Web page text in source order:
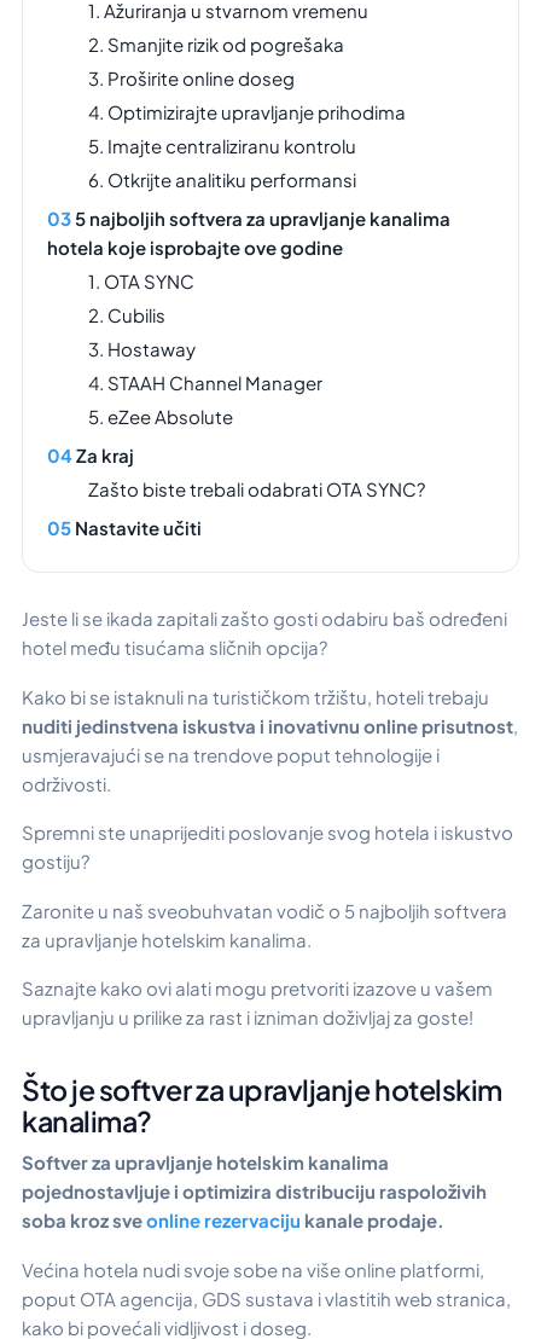
1. Ažuriranja u stvarnom vremenu
2. Smanjite rizik od pogrešaka
3. Proširite online doseg
4. Optimizirajte upravljanje prihodima
5. Imajte centraliziranu kontrolu
6. Otkrijte analitiku performansi
5 najboljih softvera za upravljanje kanalima
hotela koje isprobajte ove godine
1. OTA SYNC
2. Cubilis
3. Hostaway
4. STAAH Channel Manager
5. eZee Absolute
Za kraj
Zašto biste trebali odabrati OTA SYNC?
Nastavite učiti
Jeste li se ikada zapitali zašto gosti odabiru baš određeni
hotel među tisućama sličnih opcija?
Kako bi se istaknuli na turističkom tržištu, hoteli trebaju
nuditi jedinstvena iskustva i inovativnu online prisutnost,
usmjeravajući se na trendove poput tehnologije i
održivosti.
Spremni ste unaprijediti poslovanje svog hotela i iskustvo
gostiju?
Zaronite u naš sveobuhvatan vodič o 5 najboljih softvera
za upravljanje hotelskim kanalima.
Saznajte kako ovi alati mogu pretvoriti izazove u vašem
upravljanju u prilike za rast i izniman doživljaj za goste!
Što je softver za upravljanje hotelskim
kanalima?
Softver za upravljanje hotelskim kanalima
pojednostavljuje i optimizira distribuciju raspoloživih
soba kroz sveonline rezervaciju kanale prodaje.
Većina hotela nudi svoje sobe na više online platformi,
poput OTA agencija, GDS sustava i vlastitih web stranica,
kako bi povećali vidljivost i doseg.